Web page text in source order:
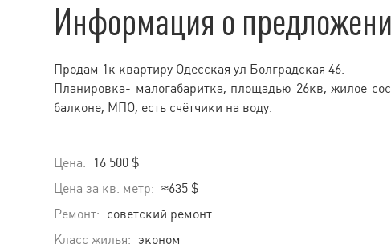
Информация о
Продам 1к квартиру Одесская ул Болградская 46.
Планировка- малогабаритка, площадью 26кв, жилое
балконе, МПО, есть счётчики на воду.
Цена:
16 500 $
Цена за кв. метр: ≈635 $
Ремонт: советский ремонт
Класс жилья: эконом